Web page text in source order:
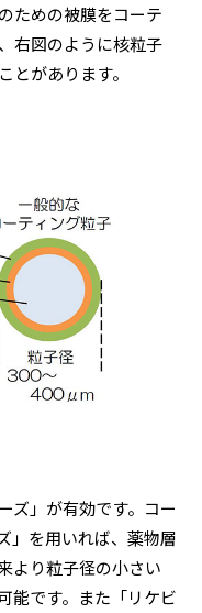
ための被膜をコーテ
右図のように核粒子
とがあります。
ズ」が有効です。コー
」を用いれば、薬物層
より粒子径の小さい
能です。また「リケビ